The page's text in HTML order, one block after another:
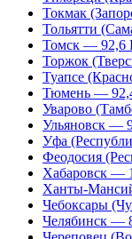
Токмак
Тольятти
Томск — 92,6
Торжок
Туапсе
Тюмень —
Уварово
Ульяновск —
Уфа
Феодосия
Хабаровск —
Ханты-
Чебоксары
Челябинск —